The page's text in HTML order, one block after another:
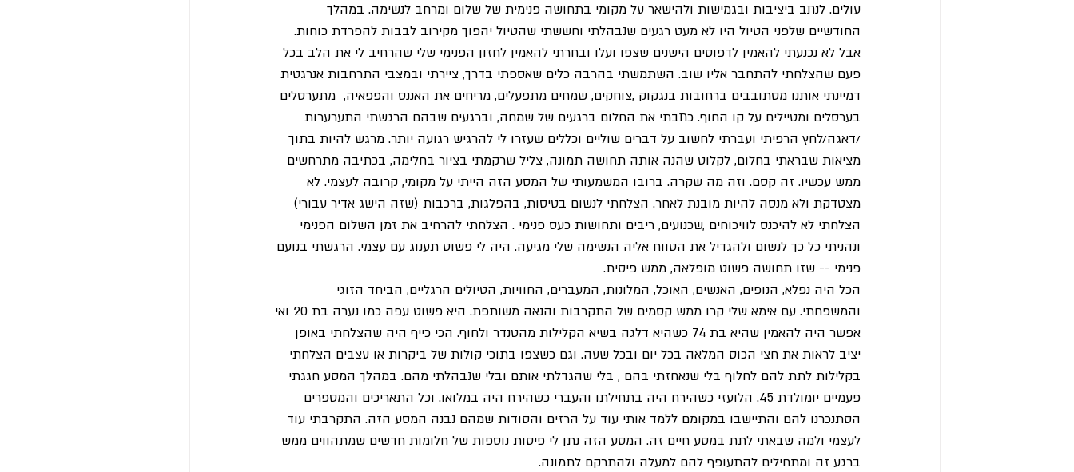
עולים. לנתב ביציבות ובגמישות ולהישאר על מקומי בתחושה פנימית של שלום ומרחב לנשימה. במהלך
החודשיים שלפני הטיול היו לא מעט רגעים שנבהלתי וחששתי שהטיול יהפוך מקירוב לבבות להפרדת כוחות.
אבל לא נכנעתי להאמין לדפוסים הישנים שצפו ועלו ובחרתי להאמין לחזון הפנימי שלי שהרחיב לי את הלב בכל
פעם שהצלחתי להתחבר אליו שוב. השתמשתי בהרבה כלים שאספתי בדרך, ציירתי ובמצבי התרחבות אנרגטית
דמיינתי אותנו מסתובבים ברחובות בנגקוק ,צוחקים, שמחים מתפעלים, מריחים את האננס והפפאיה,  מתערסלים
בערסלים ומטיילים על קו החוף. כתבתי את החלום ברגעים של שמחה, וברגעים שבהם הרגשתי התערערות
/דאגה/לחץ הרפיתי ועברתי לחשוב על דברים שוליים וכללים שעזרו לי להרגיש רגועה יותר. מרגש להיות בתוך
מציאות שבראתי בחלום, לקלוט שהנה אותה תחושה תמונה, צליל שרקמתי בציור בחלימה, בכתיבה מתרחשים
ממש עכשיו. זה קסם. וזה מה שקרה. ברובו המשמעותי של המסע הזה הייתי על מקומי, קרובה לעצמי. לא
מצטדקת ולא מנסה להיות מובנת לאחר. הצלחתי לנשום בטיסות, בהפלגות, ברכבות (שזה הישג אדיר עבורי)
הצלחתי לא להיכנס לוויכוחים ,שכנועים, ריבים ותחושות כעס פנימי . הצלחתי להרחיב את זמן השלום הפנימי
ונהניתי כל כך לנשום ולהגדיל את הטווח אליה הנשימה שלי מגיעה. היה לי פשוט תענוג עם עצמי. הרגשתי בנועם
פנימי -- שזו תחושה פשוט מופלאה, ממש פיסית.
הכל היה נפלא, הנופים, האנשים, האוכל, המלונות, המעברים, החוויות, הטיולים הרגליים, הביחד הזוגי
והמשפחתי. עם אימא שלי קרו ממש קסמים של התקרבות והנאה משותפת. היא פשוט עפה כמו נערה בת 20 ואי
אפשר היה להאמין שהיא בת 74 כשהיא דלגה בשיא הקלילות מהטנדר ולחוף. הכי כייף היה שהצלחתי באופן
יציב לראות את חצי הכוס המלאה בכל יום ובכל שעה. וגם כשצפו בתוכי קולות של ביקרות או עצבים הצלחתי
בקלילות לתת להם לחלוף בלי שנאחזתי בהם , בלי שהגדלתי אותם ובלי שנבהלתי מהם. במהלך המסע חגגתי
פעמיים יומולדת 45. הלועזי כשהירח היה בתחילתו והעברי כשהירח היה במלואו. וכל התאריכים והמספרים
הסתנכרנו להם והתיישבו במקומם ללמד אותי עוד על הרזים והסודות שמהם נבנה המסע הזה. התקרבתי עוד
לעצמי ולמה שבאתי לתת במסע חיים זה. המסע הזה נתן לי פיסות נוספות של חלומות חדשים שמתהווים ממש
ברגע זה ומתחילים להתעופף להם למעלה ולהתרקם לתמונה.